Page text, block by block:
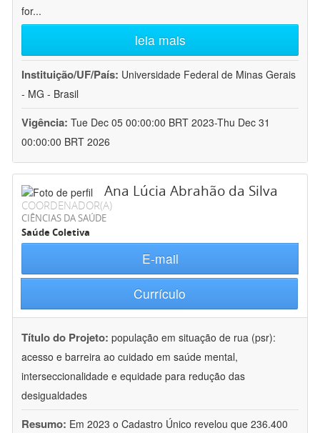
for...
leia mais
Instituição/UF/País: Universidade Federal de Minas Gerais
- MG - Brasil
Vigência: Tue Dec 05 00:00:00 BRT 2023-Thu Dec 31
00:00:00 BRT 2026
Ana Lúcia Abrahão da Silva
COORDENADOR(A)
CIÊNCIAS DA SAÚDE
Saúde Coletiva
E-mail
Currículo
Título do Projeto: população em situação de rua (psr):
acesso e barreira ao cuidado em saúde mental,
interseccionalidade e equidade para redução das
desigualdades
Resumo: Em 2023 o Cadastro Único revelou que 236.400